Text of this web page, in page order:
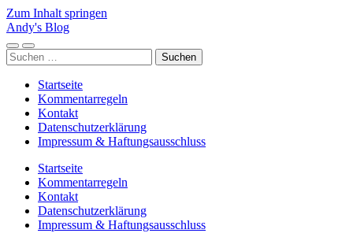
Zum Inhalt springen
Andy's Blog
Mobile-
Menü
Suchfeld
ein-/ausblenden
Suchen
nach:
Startseite
Kommentarregeln
Kontakt
Datenschutzerklärung
Impressum & Haftungsausschluss
Startseite
Kommentarregeln
Kontakt
Datenschutzerklärung
Impressum & Haftungsausschluss